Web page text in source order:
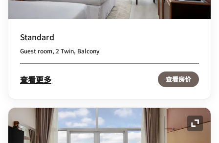
Standard
Guest room, 2 Twin, Balcony
查看更多 查看房价
展开